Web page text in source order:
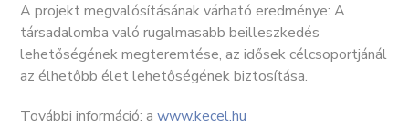
A projekt megvalósításának várható eredménye: A
társadalomba való rugalmasabb beilleszkedés
lehetőségének megteremtése, az idősek célcsoportjánál
az élhetőbb élet lehetőségének biztosítása.
További információ: a www.kecel.hu